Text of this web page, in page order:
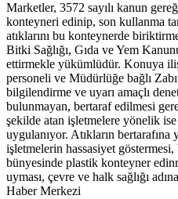
Marketler, 3572 sayılı kanun
konteyneri edinip, son kullanma
atıklarını bu konteynerde
Bitki Sağlığı, Gıda ve Yem
ettirmekle yükümlüdür. Konuya
personeli ve Müdürlüğe bağlı
bilgilendirme ve uyarı amaçlı
bulunmayan, bertaraf edilmesi
şekilde atan işletmelere yönelik
uygulanıyor. Atıkların
işletmelerin hassasiyet
bünyesinde plastik konteyner
uyması, çevre ve halk sağlığı
Haber Merkezi